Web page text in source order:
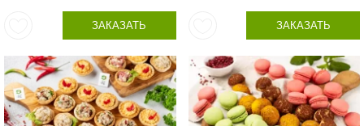
ЗАКАЗАТЬ ЗАКАЗАТЬ